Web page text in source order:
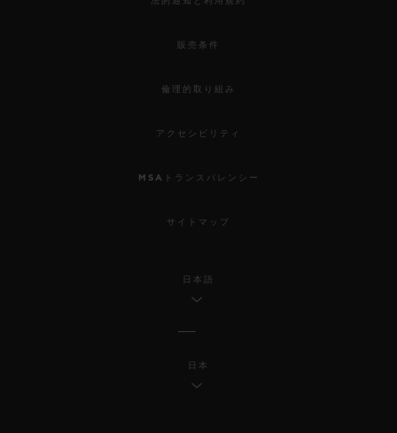
販売条件
倫理的取り組み
アクセシビリティ
MSAトランスパレンシー
サイトマップ
日本語
日本